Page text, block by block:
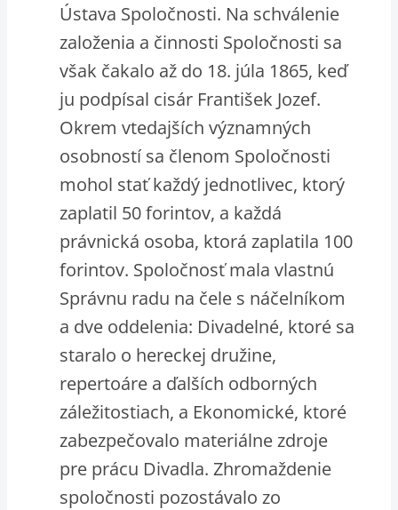
Ústava Spoločnosti. Na schválenie
založenia a činnosti Spoločnosti sa
však čakalo až do 18. júla 1865, keď
ju podpísal cisár František Jozef.
Okrem vtedajších významných
osobností sa členom Spoločnosti
mohol stať každý jednotlivec, ktorý
zaplatil 50 forintov, a každá
právnická osoba, ktorá zaplatila 100
forintov. Spoločnosť mala vlastnú
Správnu radu na čele s náčelníkom
a dve oddelenia: Divadelné, ktoré sa
staralo o hereckej družine,
repertoáre a ďalších odborných
záležitostiach, a Ekonomické, ktoré
zabezpečovalo materiálne zdroje
pre prácu Divadla. Zhromaždenie
spoločnosti pozostávalo zo